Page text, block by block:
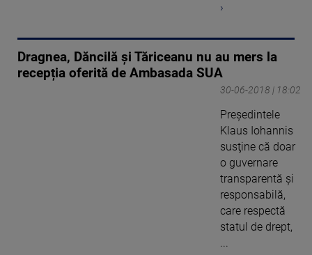
›
Dragnea, Dăncilă și Tăriceanu nu au mers la
recepția oferită de Ambasada SUA
30-06-2018 | 18:02
Preşedintele
Klaus Iohannis
susţine că doar
o guvernare
transparentă şi
responsabilă,
care respectă
statul de drept,
...